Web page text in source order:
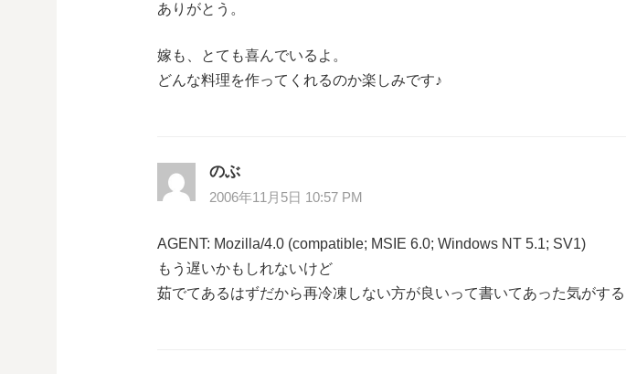
ありがとう。
嫁も、とても喜んでいるよ。
どんな料理を作ってくれるのか楽しみです♪
のぶ
2006年11月5日 10:57 PM
AGENT: Mozilla/4.0 (compatible; MSIE 6.0; Windows NT 5.1; SV1)
もう遅いかもしれないけど
茹でてあるはずだから再冷凍しない方が良いって書いてあった気がする